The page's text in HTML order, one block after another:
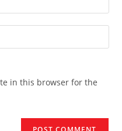
in this browser for the